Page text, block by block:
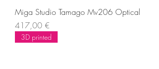
Miga Studio Tamago Mv206 Optical
Prezzo
417,00 €
3D printed